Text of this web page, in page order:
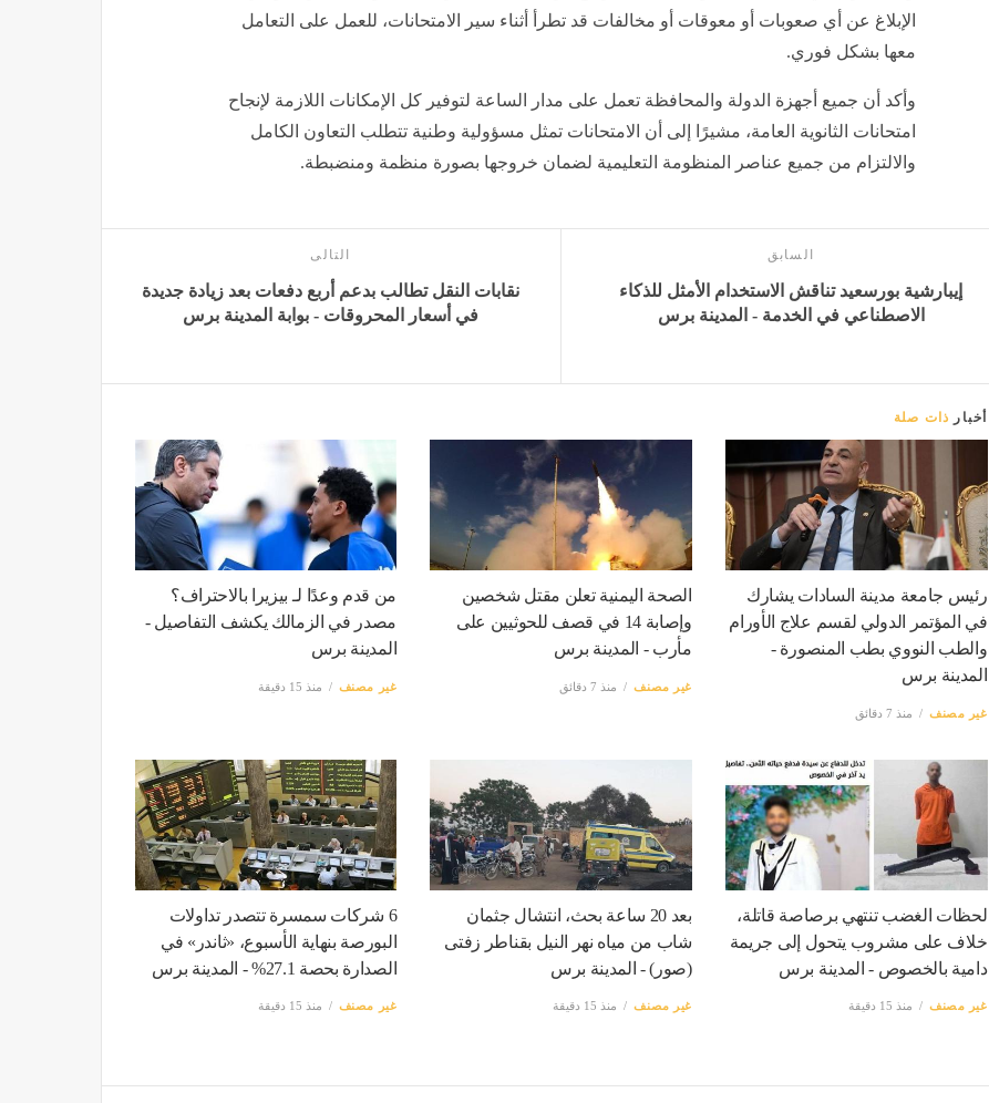
الإبلاغ عن أي صعوبات أو معوقات أو مخالفات قد تطرأ أثناء سير الامتحانات، للعمل على التعامل
معها بشكل فوري.
وأكد أن جميع أجهزة الدولة والمحافظة تعمل على مدار الساعة لتوفير كل الإمكانات اللازمة لإنجاح
امتحانات الثانوية العامة، مشيرًا إلى أن الامتحانات تمثل مسؤولية وطنية تتطلب التعاون الكامل
والالتزام من جميع عناصر المنظومة التعليمية لضمان خروجها بصورة منظمة ومنضبطة.
السابق
إيبارشية بورسعيد تناقش الاستخدام الأمثل للذكاء
الاصطناعي في الخدمة - المدينة برس
التالى
نقابات النقل تطالب بدعم أربع دفعات بعد زيادة جديدة
في أسعار المحروقات - بوابة المدينة برس
أخبار ذات صلة
رئيس جامعة مدينة السادات يشارك
في المؤتمر الدولي لقسم علاج الأورام
والطب النووي بطب المنصورة -
المدينة برس
غير مصنف منذ 7 دقائق
الصحة اليمنية تعلن مقتل شخصين
وإصابة 14 في قصف للحوثيين على
مأرب - المدينة برس
غير مصنف منذ 7 دقائق
من قدم وعدًا لـ بيزيرا بالاحتراف؟
مصدر في الزمالك يكشف التفاصيل -
المدينة برس
غير مصنف منذ 15 دقيقة
لحظات الغضب تنتهي برصاصة قاتلة،
خلاف على مشروب يتحول إلى جريمة
دامية بالخصوص - المدينة برس
غير مصنف منذ 15 دقيقة
بعد 20 ساعة بحث، انتشال جثمان
شاب من مياه نهر النيل بقناطر زفتى
(صور) - المدينة برس
غير مصنف منذ 15 دقيقة
6 شركات سمسرة تتصدر تداولات
البورصة بنهاية الأسبوع، «ثاندر» في
الصدارة بحصة 27.1% - المدينة برس
غير مصنف منذ 15 دقيقة